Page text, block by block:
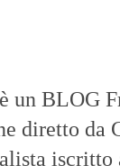
un BLOG
diretto da